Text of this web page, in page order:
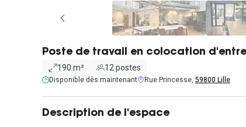
Poste de travail en colocation
190 m² 12 postes
Disponible dès maintenant Rue Princesse, 59800 Lille
Description de l'espace